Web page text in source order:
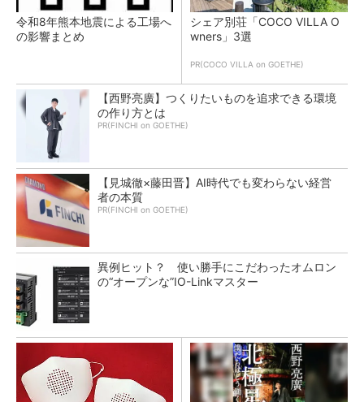
令和8年熊本地震による工場へ
の影響まとめ
シェア別荘「COCO VILLA O
wners」3選
PR(COCO VILLA on GOETHE)
【西野亮廣】つくりたいものを追求できる環境
の作り方とは
PR(FINCHI on GOETHE)
【見城徹×藤田晋】AI時代でも変わらない経営
者の本質
PR(FINCHI on GOETHE)
異例ヒット？ 使い勝手にこだわったオムロン
の“オープンな”IO-Linkマスター